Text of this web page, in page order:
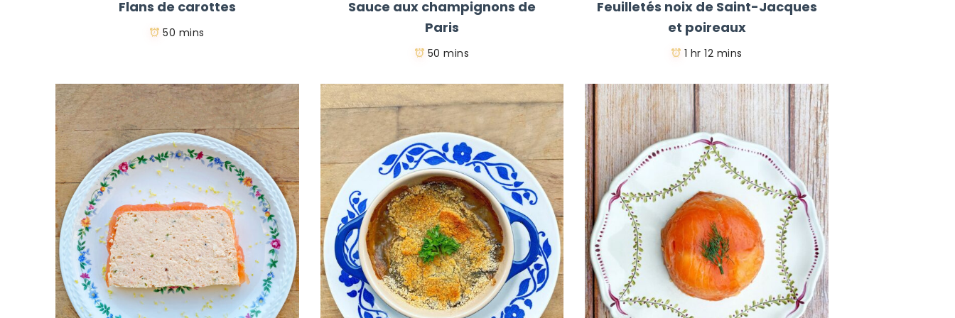
Flans de carottes
50 mins
Sauce aux champignons de
Paris
50 mins
Feuilletés noix de Saint-Jacques
et poireaux
1 hr 12 mins